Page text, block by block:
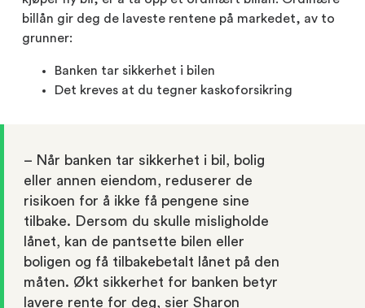
billån gir deg de laveste rentene på markedet, av to
grunner:
Banken tar sikkerhet i bilen
Det kreves at du tegner kaskoforsikring
– Når banken tar sikkerhet i bil, bolig
eller annen eiendom, reduserer de
risikoen for å ikke få pengene sine
tilbake. Dersom du skulle misligholde
lånet, kan de pantsette bilen eller
boligen og få tilbakebetalt lånet på den
måten. Økt sikkerhet for banken betyr
lavere rente for deg, sier Sharon